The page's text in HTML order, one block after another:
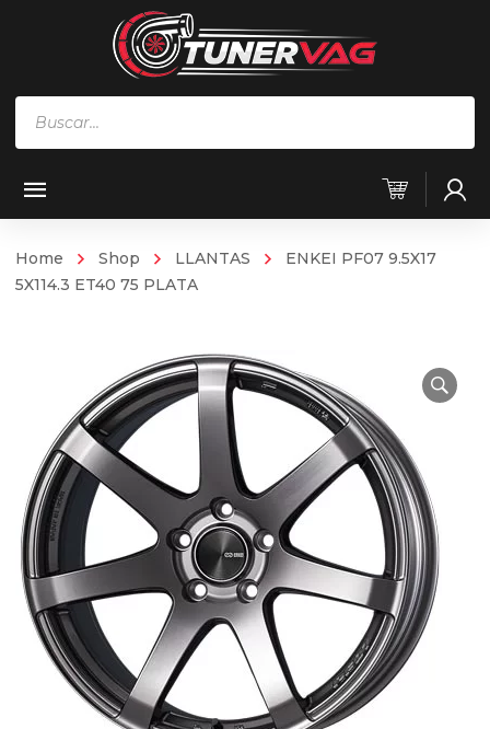
Home Shop LLANTAS
ENKEI PF07 9.5X17
5X114.3 ET40 75 PLATA